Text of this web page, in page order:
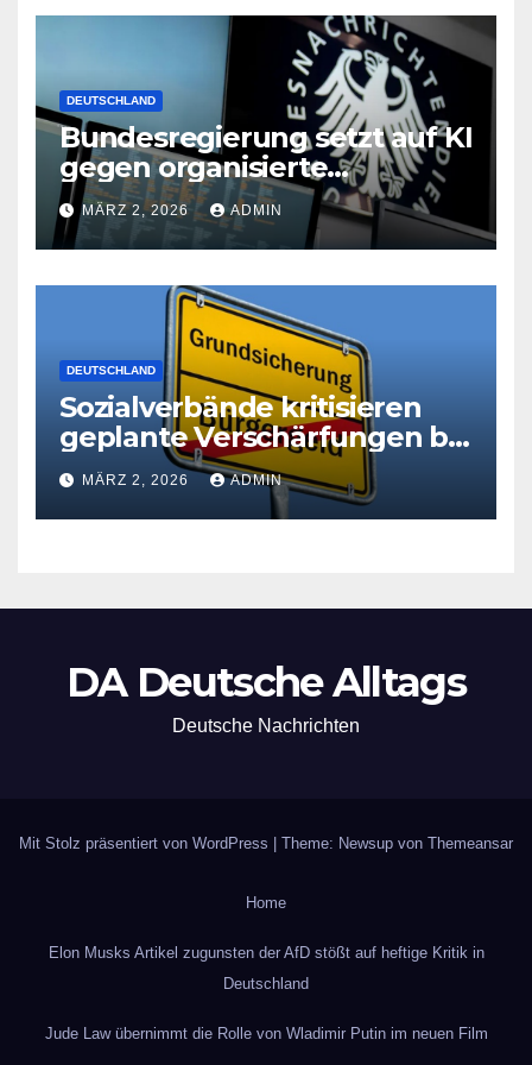
DEUTSCHLAND
Bundesregierung setzt auf KI
gegen organisierte
Kriminalität
MÄRZ 2, 2026 ADMIN
DEUTSCHLAND
Sozialverbände kritisieren
geplante Verschärfungen bei
der Grundsicherung
MÄRZ 2, 2026 ADMIN
DA Deutsche Alltags
Deutsche Nachrichten
Mit Stolz präsentiert von WordPress Theme: Newsup von Themeansar
Home
Elon Musks Artikel zugunsten der AfD stößt auf heftige Kritik in
Deutschland
Jude Law übernimmt die Rolle von Wladimir Putin im neuen Film